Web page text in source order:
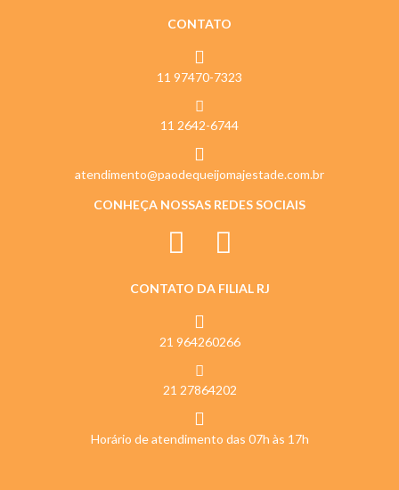
CONTATO
11 97470-7323
11 2642-6744
atendimento@paodequeijomajestade.com.br
CONHEÇA NOSSAS REDES SOCIAIS
CONTATO DA FILIAL RJ
21 964260266
21 27864202
Horário de atendimento das 07h às 17h